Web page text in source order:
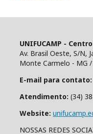
UNIFUCAMP -
Av. Brasil Oeste, S/N,
Monte Carmelo - MG /
E-mail para contato:
Atendimento: (34)
Website:
NOSSAS REDES